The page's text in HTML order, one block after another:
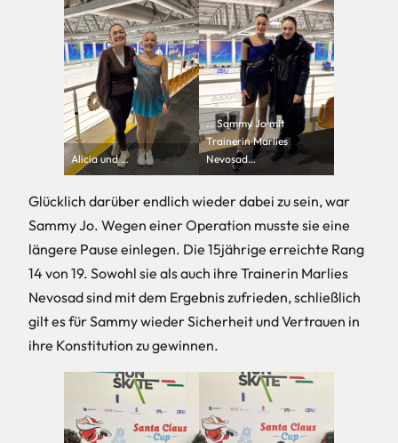
Alicia und …
… Sammy Jo mit
Trainerin Marlies
Nevosad…
Glücklich darüber endlich wieder dabei zu sein, war
Sammy Jo. Wegen einer Operation musste sie eine
längere Pause einlegen. Die 15jährige erreichte Rang
14 von 19. Sowohl sie als auch ihre Trainerin Marlies
Nevosad sind mit dem Ergebnis zufrieden, schließlich
gilt es für Sammy wieder Sicherheit und Vertrauen in
ihre Konstitution zu gewinnen.